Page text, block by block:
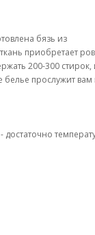
бязь из
приобретает
200-300 стирок,
белье прослужит вам
достаточно